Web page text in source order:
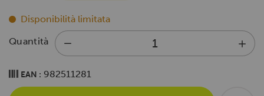
Disponibilità limitata
Quantità
EAN : 982511281